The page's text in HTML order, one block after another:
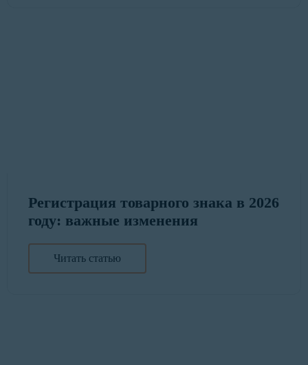
Регистрация товарного знака в 2026
году: важные изменения
Читать статью